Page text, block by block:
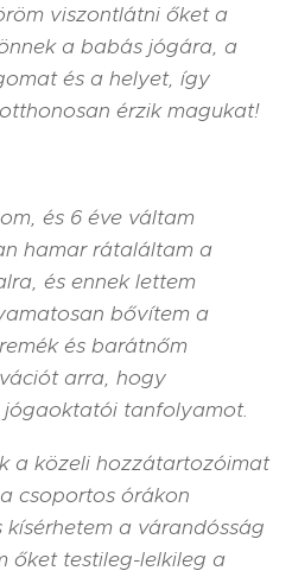
viszontlátni őket a
a babás jógára, a
és a helyet, így
érzik magukat!
és 6 éve váltam
hamar rátaláltam a
és ennek lettem
bővítem a
és barátnőm
arra, hogy
jógaoktatói tanfolyamot.
a közeli hozzátartozóimat
csoportos órákon
a várandósság
őket testileg-lelkileg a